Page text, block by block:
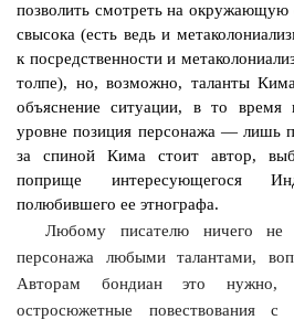
позволить смотреть на окружающую
свысока (есть ведь и
к посредственности и
толпе), но, возможно, таланты
объяснение ситуации, в то время
уровне позиция персонажа — лишь
за спиной Кима стоит автор,
поприще интересующегося
полюбившего ее этнографа.
Любому писателю ничего не
персонажа любыми талантами,
Авторам бондианэто нужно,
остросюжетные повествования с